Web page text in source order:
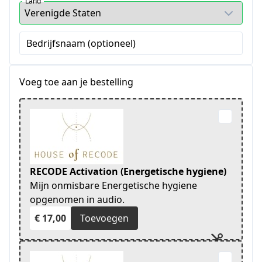
Bedrijfsnaam (optioneel)
Voeg toe aan je bestelling
RECODE Activation (Energetische hygiene)
Mijn onmisbare Energetische hygiene
opgenomen in audio.
€ 17,00
Toevoegen